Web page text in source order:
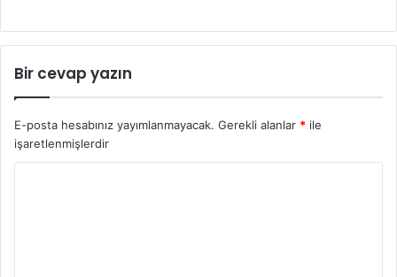
Bir cevap yazın
E-posta hesabınız yayımlanmayacak. Gerekli alanlar * ile
işaretlenmişlerdir